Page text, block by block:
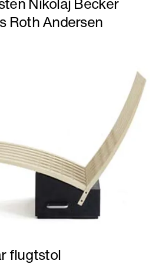
Roth Andersen
flugtstol